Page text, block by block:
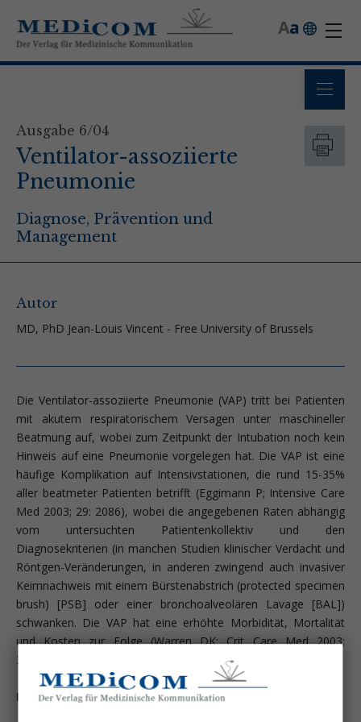
a
A
Ausgabe 6/04
Ventilator-assoziierte
Pneumonie
Diagnose, Prävention und
Management
Autor
MD, PhD Jean-Louis Vincent - Free University of Brussels
Die Ventilator-assoziierte Pneumonie (VAP) tritt bei Patienten
mit akutem respiratorischem Versagen unter maschineller
Beatmung auf, wobei zum Zeitpunkt der Intubation noch kein
Hinweis auf eine Pneumonie vorgelegen hat. Die VAP ist eine
häufige Komplikation auf Intensivstationen, die rund 15-35%
aller beatmeter Patienten betrifft (Eggimann P; Intensive Care
Med 2003; 29: 2086), wobei die angegebenen Raten abhängig
vom untersuchten Patientenkollektiv und den
Diagnosekriterien (in manchen Studien klinischer Verdacht und
Röntgen-Veränderungen, in anderen zwingend auch invasiver
Keimnachweis mit einem Bürstenabstrich (protected specimen
brush) [PSB] oder einer bronchoalveolären Lavage [BAL])
schwanken. Die VAP hat eine erhöhte Morbidität, Mortalität
und Kosten zur Folge (Warren DK; Crit Care Med 2003;
31:1312).
Diagnose